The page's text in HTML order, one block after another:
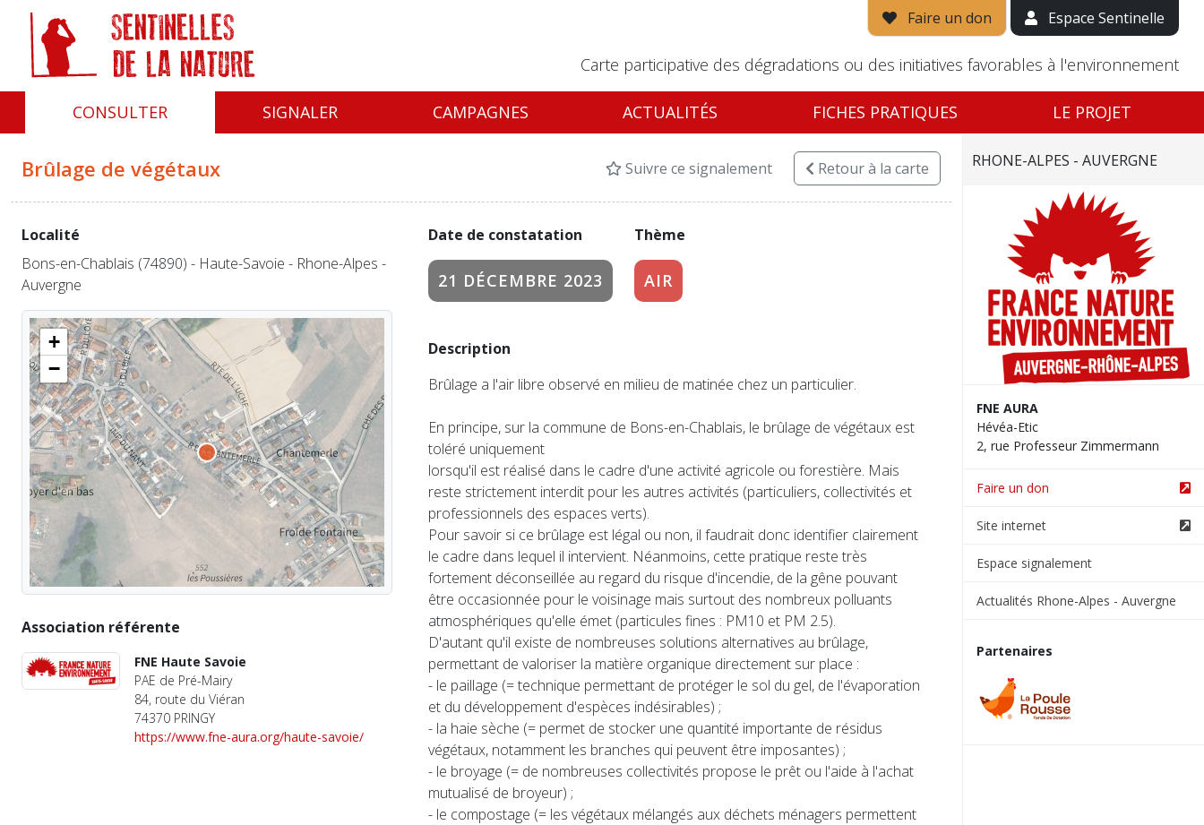
Faire un don Espace Sentinelle
Carte participative des dégradations ou des initiatives favorables à l'environnement
CONSULTER SIGNALER CAMPAGNES ACTUALITÉS FICHES PRATIQUES LE PROJET
Brûlage de végétaux Suivre ce signalement Retourà la carte
Date de constatation
21 DÉCEMBRE 2023
Thème
AIR
Description
Brûlage a l'air libre observé en milieu de matinée chez un particulier.
En principe, sur la commune de Bons-en-Chablais, le brûlage de végétaux est
toléré uniquement
lorsqu'il est réalisé dans le cadre d'une activité agricole ou forestière. Mais
reste strictement interdit pour les autres activités (particuliers, collectivités et
professionnels des espaces verts).
Pour savoir si ce brûlage est légal ou non, il faudrait donc identifier clairement
le cadre dans lequel il intervient. Néanmoins, cette pratique reste très
fortement déconseillée au regard du risque d'incendie, de la gêne pouvant
être occasionnée pour le voisinage mais surtout des nombreux polluants
atmosphériques qu'elle émet (particules fines : PM10 et PM 2.5).
D'autant qu'il existe de nombreuses solutions alternatives au brûlage,
permettant de valoriser la matière organique directement sur place :
- le paillage (= technique permettant de protéger le sol du gel, de l'évaporation
et du développement d'espèces indésirables) ;
- la haie sèche (= permet de stocker une quantité importante de résidus
végétaux, notamment les branches qui peuvent être imposantes) ;
- le broyage (= de nombreuses collectivités propose le prêt ou l'aide à l'achat
mutualisé de broyeur) ;
- le compostage (= les végétaux mélangés aux déchets ménagers permettent
Localité
Bons-en-Chablais (74890) - Haute-Savoie - Rhone-Alpes -
Auvergne
+
−
Association référente
FNE Haute Savoie
PAE de Pré-Mairy
84, route du Viéran
74370 PRINGY
https://www.fne-aura.org/haute-savoie/
RHONE-ALPES - AUVERGNE
FNE AURA
Hévéa-Etic
2, rue Professeur Zimmermann
Faire un don
Site internet
Espace signalement
Actualités Rhone-Alpes - Auvergne
Partenaires
Panneau de gestion des cookies